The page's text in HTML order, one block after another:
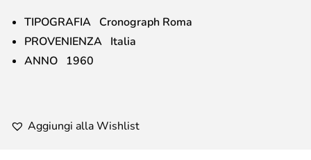
TIPOGRAFIA Cronograph Roma
PROVENIENZA Italia
ANNO 1960
Aggiungi alla Wishlist